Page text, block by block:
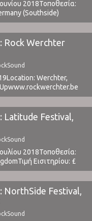
2018Τοποθεσία:
(Southside)
Germany (Hurricane)Τιμή
Southside / Tickets
Line
Monkeys | Arcade Fire |
Marteria | Kraftklub |
| The Offspring ...
Rock Werchter
Werchter,
Latitude Festival,
2018Τοποθεσία:
Εισιτηρίου: £
35,000Το Line
NorthSide Festival,